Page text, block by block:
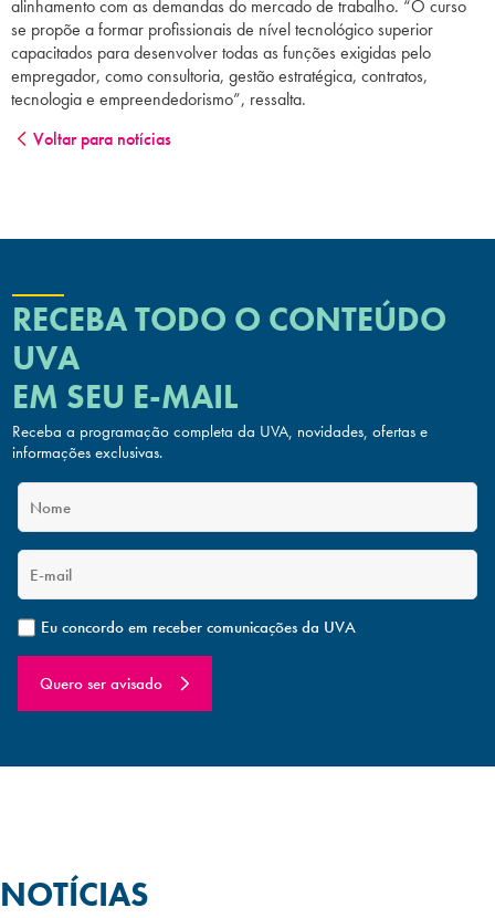
alinhamento com as demandas do mercado de trabalho. “O curso
se propõe a formar profissionais de nível tecnológico superior
capacitados para desenvolver todas as funções exigidas pelo
empregador, como consultoria, gestão estratégica, contratos,
tecnologia e empreendedorismo”, ressalta.
Voltar para notícias
RECEBA TODO O CONTEÚDO
UVA
EM SEU E-MAIL
Receba a programação completa da UVA, novidades, ofertas e
informações exclusivas.
Eu concordo em receber comunicações da UVA
Quero ser avisado
NOTÍCIAS